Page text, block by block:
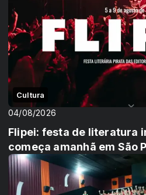
Cultura
04/08/2026
Flipei: festa de literatura
começa amanhã em São